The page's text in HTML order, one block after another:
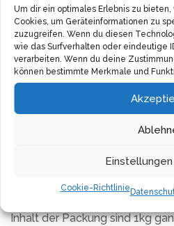
Um dir ein optimales Erlebnis zu
Cookies, um Geräteinformationen zu
zuzugreifen. Wenn du diesen
wie das Surfverhalten oder eindeutige
verarbeiten. Wenn du deine
können bestimmte Merkmale und
Cookie-Richtlinie
Schluck ein authentisches
Kaffeekultur offenbart.
Ideal für
Mischung deinen Alltag mit
von Espresso. Ganz gleich, ob
puristischen Espressos bist
Lavazza Espresso Crema E
Kaffeespezialität den letzten
Inhalt der Packung sind 1kg